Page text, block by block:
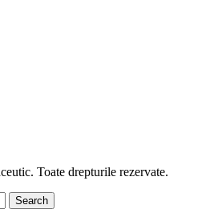
Toate drepturile rezervate.
Search